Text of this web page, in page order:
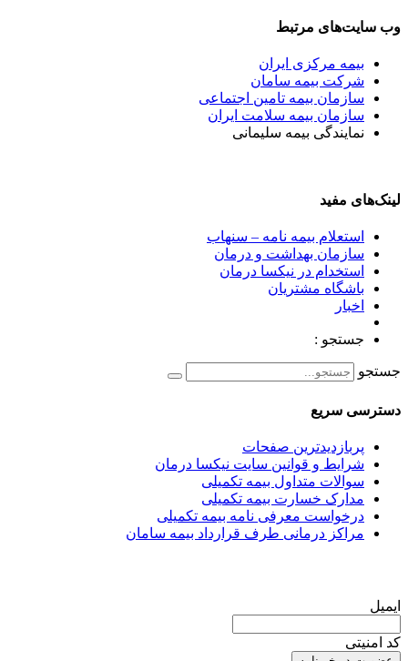
وب سایت‌های مرتبط
بیمه مرکزی ایران
شرکت بیمه سامان
سازمان بیمه تامین اجتماعی
سازمان بیمه سلامت ایران
نمایندگی بیمه سلیمانی
لینک‌های مفید
استعلام بیمه نامه – سنهاب
سازمان بهداشت و درمان
استخدام در نیکسا درمان
باشگاه مشتریان
اخبار
جستجو :
جستجو
دسترسی سریع
پربازدیدترین صفحات
شرایط و قوانین سایت نیکسا درمان
سوالات متداول بیمه تکمیلی
مدارک خسارت بیمه تکمیلی
درخواست معرفی نامه بیمه تکمیلی
مراکز درمانی طرف قرارداد بیمه سامان
ایمیل
کد امنیتی